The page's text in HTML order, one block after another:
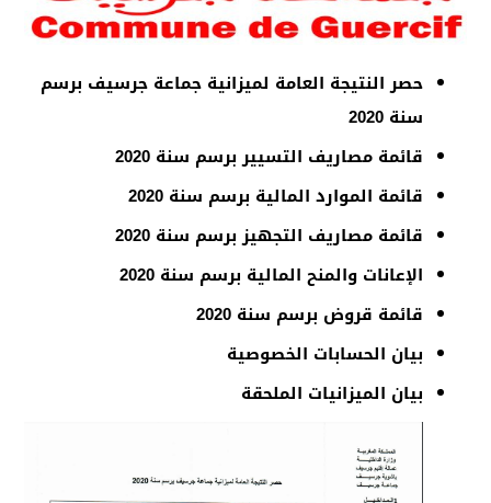
حصر النتيجة العامة لميزانية جماعة جرسيف برسم
سنة 2020
قائمة مصاريف التسيير برسم سنة 2020
قائمة الموارد المالية برسم سنة 2020
قائمة مصاريف التجهيز برسم سنة 2020
الإعانات والمنح المالية برسم سنة 2020
قائمة قروض برسم سنة 2020
بيان الحسابات الخصوصية
بيان الميزانيات الملحقة